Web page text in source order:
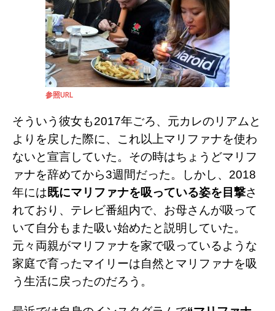
参照URL
そういう彼女も2017年ごろ、元カレのリアムと
よりを戻した際に、これ以上マリファナを使わ
ないと宣言していた。その時はちょうどマリフ
ァナを辞めてから3週間だった。しかし、 2018
年には既にマリファナを吸っている姿を目撃さ
れており、テレビ番組内で、お母さんが吸って
いて自分もまた吸い始めたと説明していた。
元々両親がマリファナを家で吸っているような
家庭で育ったマイリーは自然とマリファナを吸
う生活に戻ったのだろう。